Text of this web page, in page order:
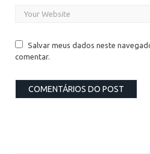
Salvar meus dados neste
comentar.